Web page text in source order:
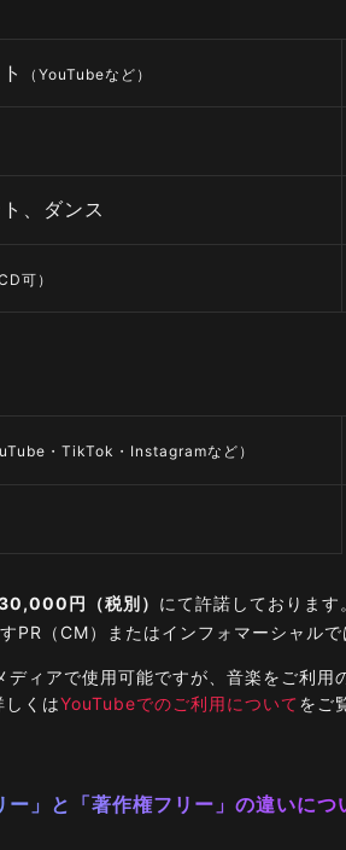
（YouTubeなど）
、ダンス
可）
・TikTok・Instagramなど）
円（税別） にて許諾しております
PR（CM）またはインフォマーシャルで
ィアで使用可能ですが、音楽をご利
しくはYouTubeでのご利用についてをご
ー」と「著作権フリー」の違いにつ